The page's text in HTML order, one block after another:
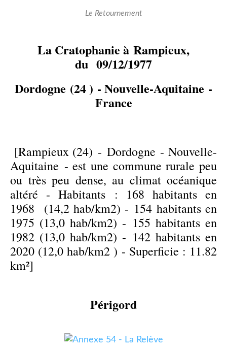
Le Retournement
La Cratophanie à Rampieux,
du 09/12/1977
Dordogne (24 ) - Nouvelle-Aquitaine -
France
[Rampieux (24) - Dordogne - Nouvelle-
Aquitaine - est une commune rurale peu
ou très peu dense, au climat océanique
altéré - Habitants : 168 habitants en
1968 (14,2 hab/km2) - 154 habitants en
1975 (13,0 hab/km2) - 155 habitants en
1982 (13,0 hab/km2) - 142 habitants en
2020 (12,0 hab/km2 ) - Superficie : 11.82
km²]
Périgord